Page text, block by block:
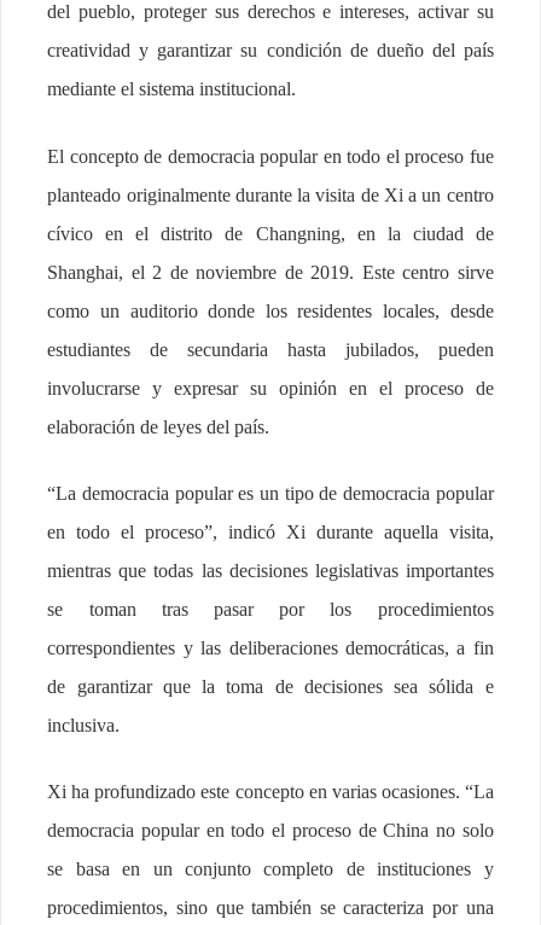
del pueblo, proteger sus derechos e intereses, activar su
creatividad y garantizar su condición de dueño del país
mediante el sistema institucional.
El concepto de democracia popular en todo el proceso fue
planteado originalmente durante la visita de Xi a un centro
cívico en el distrito de Changning, en la ciudad de
Shanghai, el 2 de noviembre de 2019. Este centro sirve
como un auditorio donde los residentes locales, desde
estudiantes de secundaria hasta jubilados, pueden
involucrarse y expresar su opinión en el proceso de
elaboración de leyes del país.
“La democracia popular es un tipo de democracia popular
en todo el proceso”, indicó Xi durante aquella visita,
mientras que todas las decisiones legislativas importantes
se toman tras pasar por los procedimientos
correspondientes y las deliberaciones democráticas, a fin
de garantizar que la toma de decisiones sea sólida e
inclusiva.
Xi ha profundizado este concepto en varias ocasiones. “La
democracia popular en todo el proceso de China no solo
se basa en un conjunto completo de instituciones y
procedimientos, sino que también se caracteriza por una